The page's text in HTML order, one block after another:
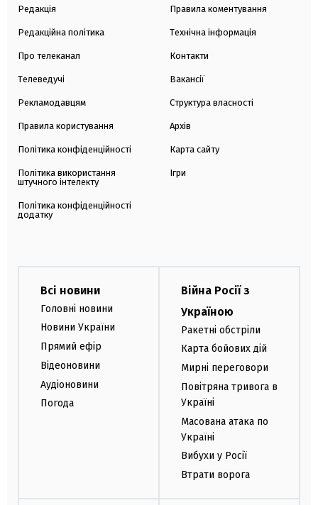
Редакція
Редакційна політика
Про телеканал
Телеведучі
Рекламодавцям
Правила користування
Політика конфіденційності
Політика використання
штучного інтелекту
Політика конфіденційності
додатку
Правила коментування
Технічна інформація
Контакти
Вакансії
Структура власності
Архів
Карта сайту
Ігри
Всі новини
Головні новини
Новини України
Прямий ефір
Відеоновини
Аудіоновини
Погода
Війна Росії з
Україною
Ракетні обстріли
Карта бойових дій
Мирні переговори
Повітряна тривога в
Україні
Масована атака по
Україні
Вибухи у Росії
Втрати ворога